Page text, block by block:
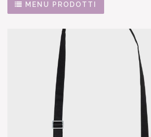
MENU PRODOTTI